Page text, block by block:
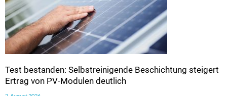
Test bestanden: Selbstreinigende Beschichtung steigert
Ertrag von PV-Modulen deutlich